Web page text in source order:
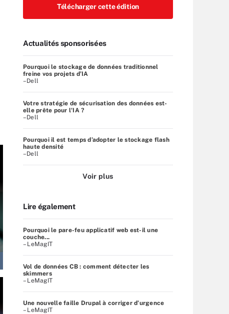
Télécharger cette édition
Actualités sponsorisées
Pourquoi le stockage de données traditionnel
freine vos projets d’IA
–Dell
Votre stratégie de sécurisation des données est-
elle prête pour l'IA ?
–Dell
Pourquoi il est temps d’adopter le stockage flash
haute densité
–Dell
Voir plus
Lire également
Pourquoi le pare-feu applicatif web est-il une
couche...
– LeMagIT
Vol de données CB : comment détecter les
skimmers
– LeMagIT
Une nouvelle faille Drupal à corriger d’urgence
– LeMagIT